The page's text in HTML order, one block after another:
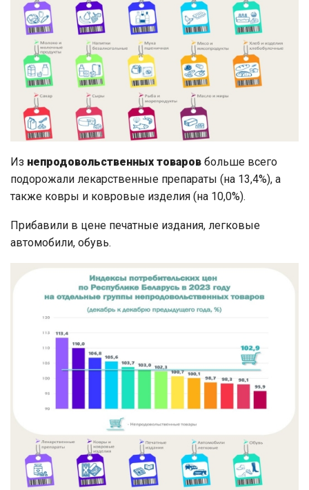
Из непродовольственных товаров больше всего
подорожали лекарственные препараты (на 13,4%), а
также ковры и ковровые изделия (на 10,0%).
Прибавили в цене печатные издания, легковые
автомобили, обувь.